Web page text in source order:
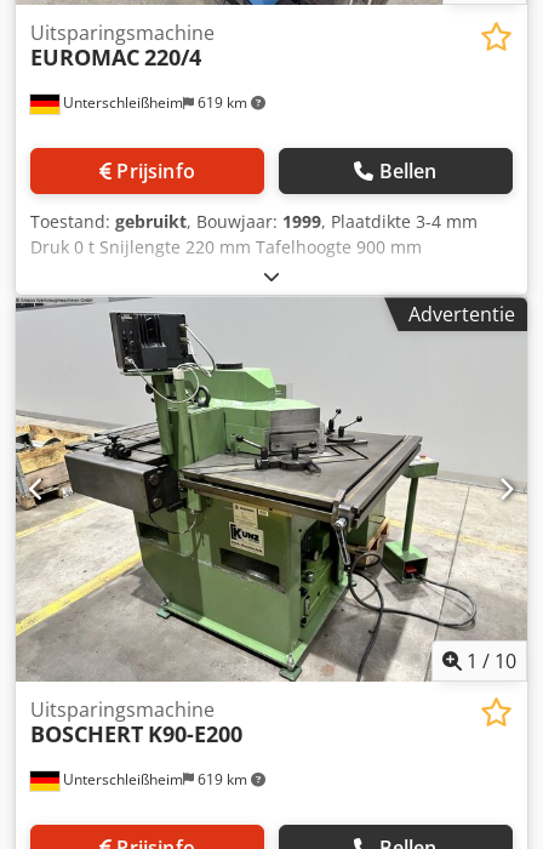
Unterschleißheim 619 km
Uitsparingsmachine
EUROMAC220/4
Prijsinfo Bellen
Toestand: gebruikt, Bouwjaar: 1999, Plaatdikte 3-4 mm
Druk 0 t Snijlengte 220 mm Tafelhoogte 900 mm
Hoeveelheid olie 35 l Tafelafmetingen 950 x 790 mm Totaal
benodigd vermogen 4 kW Machinegewicht ca. 0,95 t
Benodigde ruimte ca. 1,0 x 0,86 x 1,2 meter Voetschakelaar
Chjdeynbczepfx Aagsa Hoekverstelling 30°-140°
automatische aanpassing van de snijspleet
Advertentie
1 / 10
Unterschleißheim 619 km
Uitsparingsmachine
BOSCHERT K90-E200